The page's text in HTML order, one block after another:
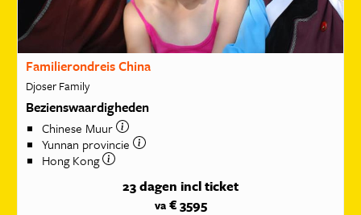
Familierondreis China
Djoser Family
Bezienswaardigheden
Chinese Muur
Yunnan provincie
Hong Kong
23 dagen incl ticket
va€ 3595